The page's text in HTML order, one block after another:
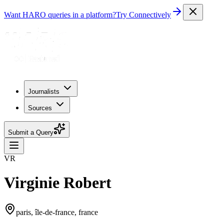
Want HARO queries in a platform?Try Connectively
Journalists
Sources
Submit a Query
VR
Virginie Robert
paris, île-de-france, france